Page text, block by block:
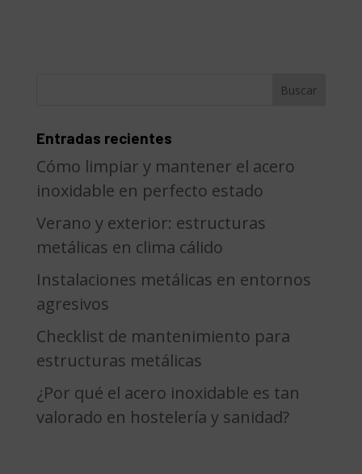
Entradas recientes
Cómo limpiar y mantener el acero
inoxidable en perfecto estado
Verano y exterior: estructuras
metálicas en clima cálido
Instalaciones metálicas en entornos
agresivos
Checklist de mantenimiento para
estructuras metálicas
¿Por qué el acero inoxidable es tan
valorado en hostelería y sanidad?